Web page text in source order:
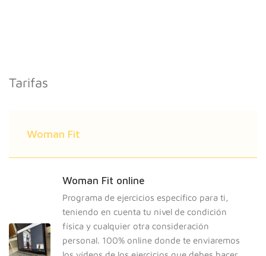
Tarifas
Woman Fit
Woman Fit online
Programa de ejercicios específico para ti,
teniendo en cuenta tu nivel de condición
física y cualquier otra consideración
personal. 100% online donde te enviaremos